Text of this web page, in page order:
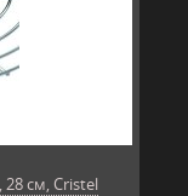
см, Cristel